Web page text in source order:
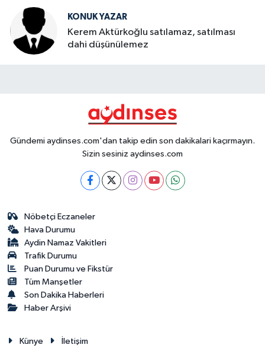
KONUK YAZAR
Kerem Aktürkoğlu satılamaz, satılması
dahi düşünülemez
Gündemi aydinses.com'dan takip edin son dakikalari kaçırmayın.
Sizin sesiniz aydinses.com
Nöbetçi Eczaneler
Hava Durumu
Aydin Namaz Vakitleri
Trafik Durumu
Puan Durumu ve Fikstür
Tüm Manşetler
Son Dakika Haberleri
Haber Arşivi
Künye İletişim